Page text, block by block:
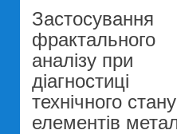
Застосування
фрактального
аналізу при
діагностиці
технічного стану
елементів